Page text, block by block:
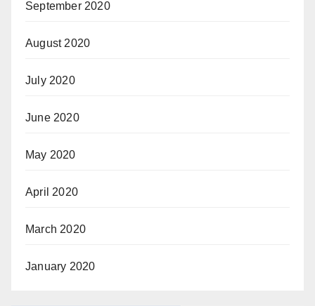
September 2020
August 2020
July 2020
June 2020
May 2020
April 2020
March 2020
January 2020